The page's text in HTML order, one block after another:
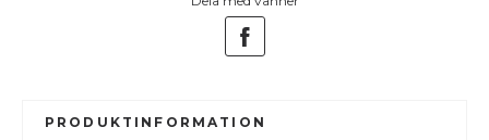
PRODUKTINFORMATION